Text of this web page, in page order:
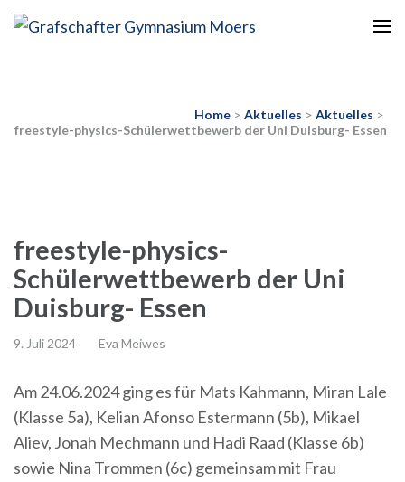
Home > Aktuelles > Aktuelles >
freestyle-physics-Schülerwettbewerb der Uni Duisburg- Essen
freestyle-physics-
Schülerwettbewerb der Uni
Duisburg- Essen
9. Juli 2024 Eva Meiwes
Am 24.06.2024 ging es für Mats Kahmann, Miran Lale
(Klasse 5a), Kelian Afonso Estermann (5b), Mikael
Aliev, Jonah Mechmann und Hadi Raad (Klasse 6b)
sowie Nina Trommen (6c) ​​​gemeinsam mit Frau